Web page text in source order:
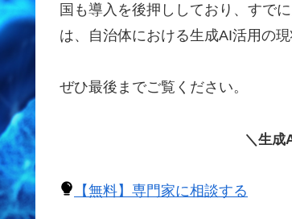
国も導入を後押ししており、すで
は、自治体における生成AI活用の
ぜひ最後までご覧ください。
＼生成
【無料】専門家に相談する